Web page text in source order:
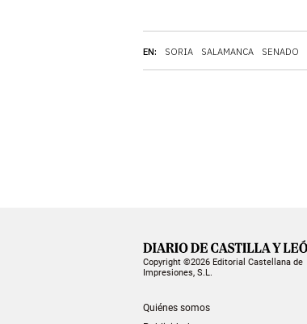
EN: SORIA SALAMANCA SENADO
Copyright ©2026 Editorial Castellana de
Impresiones, S.L.
Quiénes somos